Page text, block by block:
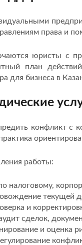
права и
юристы с
план
для бизнеса в
конфликт с
работы:
налоговому,
текущей
и
сделок,
и оценка